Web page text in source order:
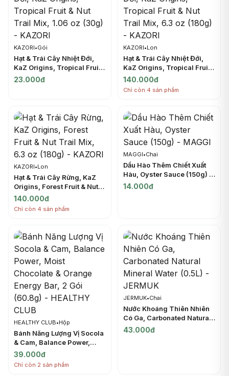
KAZORI•Gói
Hạt & Trái Cây Nhiệt Đới,
KaZ Origins, Tropical Fruit
& Nut Trail Mix, 1.06 oz
23.000đ
KAZORI•Lon
Hạt & Trái Cây Nhiệt Đới,
KaZ Origins, Tropical Fruit
& Nut Trail Mix, 6.3 oz
(180g) - KAZORI
140.000đ
Chỉ còn 4 sản phẩm
KAZORI•Lon
Hạt & Trái Cây Rừng, KaZ
Origins, Forest Fruit & Nut
Trail Mix, 6.3 oz (180g) -
KAZORI
140.000đ
Chỉ còn 4 sản phẩm
MAGGI•Chai
Dầu Hào Thêm Chiết Xuất
Hàu, Oyster Sauce (150g) -
MAGGI
14.000đ
HEALTHY CLUB•Hộp
Bánh Năng Lượng Vị Socola
& Cam, Balance Power,
Moist Chocolate & Orange
Energy Bar, 2 Gói (60.8g) -
HEALTHY CLUB
39.000đ
Chỉ còn 2 sản phẩm
JERMUK•Chai
Nước Khoáng Thiên Nhiên
Có Ga, Carbonated Natural
Mineral Water (0.5L) -
43.000đ